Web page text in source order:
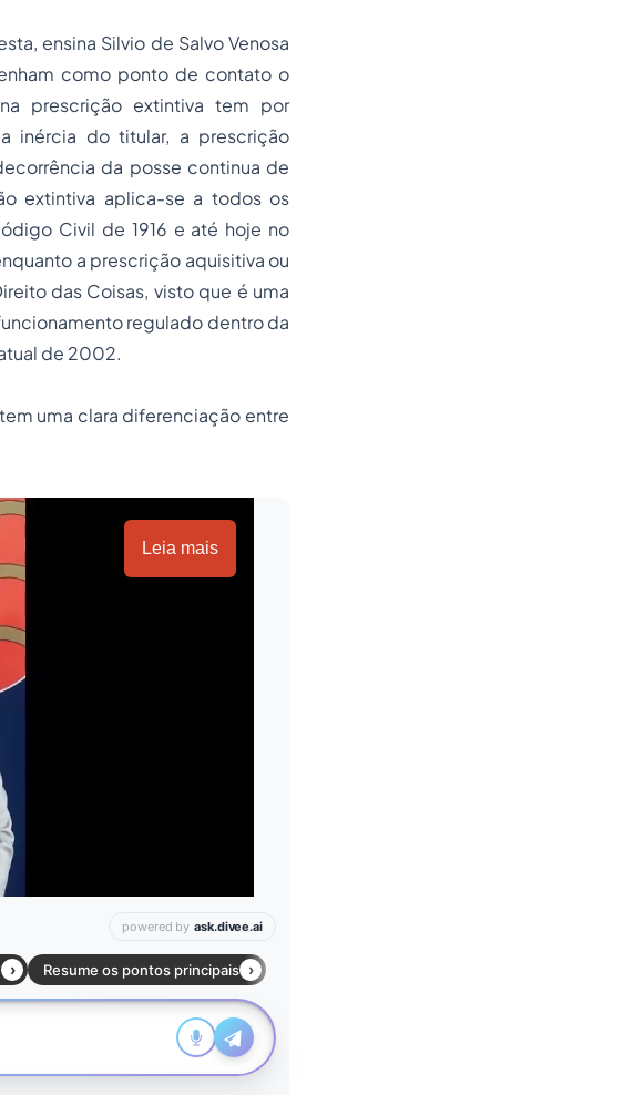
ensina Silvio de Salvo Venosa
como ponto de contato o
prescrição extintiva tem por
inércia do titular, a prescrição
da posse continua de
extintiva aplica-se a todos os
Civil de 1916 e até hoje no
a prescrição aquisitiva ou
das Coisas, visto que é uma
regulado dentro da
de 2002.
uma clara diferenciação entre
Leia mais